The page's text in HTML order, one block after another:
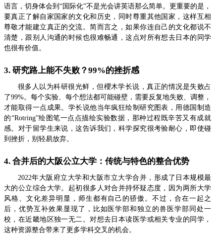
语言，切身体会到“国际化”不是光会讲英语那么简单。更重要的是，
要真正了解自家国家的文化和历史，同时尊重其他国家，这样互相
尊敬才能建立真正的交流。简而言之，如果你连自己的文化都说不
清楚，跟别人沟通的时候也很难畅通，这点对所有想去日本的同学
也很有价值。
3. 研究路上能不失败？99%的挫折感
很多人以为科研很光鲜，但櫻木学长说，真正的情况是失败占
了99%。每个实验、每个想法都可能碰壁，需要反复地失败、调整，
才能取得一点成果。学长说他当年疯狂绘制研究图表，用德国制造
的“Rotring”绘图笔一点点描绘实验数据，那种过程既辛苦又有成就
感。对于留学生来说，这告诉我们，科学探究很考验耐心，即使碰
到挫折，别轻易放弃。
4. 合并后的大阪公立大学：传统与特色的整合优势
2022年大阪府立大学和大阪市立大学合并，形成了日本规模最
大的公立综合大学。起初很多人对合并持怀疑态度，因为两所大学
风格、文化差异明显，师生都有自己的骄傲。不过，合在一起之
后，优势互补效果显现了，比如医学部和独立的兽医学部同处一
校，在近畿地区独一无二。对想去日本读医学或相关专业的同学，
这种资源整合带来了更多学科交叉的机会。